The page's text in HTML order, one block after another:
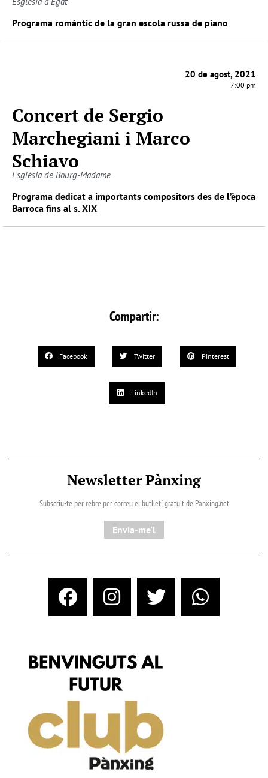
Programa romàntic de la gran escola russa de piano
20 de agost, 2021
7:00 pm
Concert de Sergio
Marchegiani i Marco
Schiavo
Església de Bourg-Madame
Programa dedicat a importants compositors des de l’època
Barroca fins al s. XIX
Compartir:
Facebook Twitter Pinterest
LinkedIn
Newsletter Pànxing
Subscriu-te per rebre per correu el butlletí gratuït de Pànxing.net​
Envia-me'l